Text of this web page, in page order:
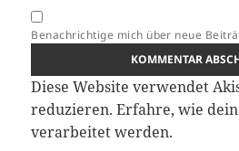
Benachrichtige mich über neue
Diese Website verwendet
reduzieren.Erfahre, wie
verarbeitet werden.